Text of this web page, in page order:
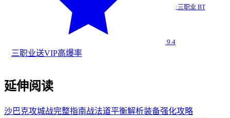
9.4
·三职业 BT
三职业送VIP高爆率
延伸阅读
沙巴克攻城战完整指南战法道平衡解析装备强化攻略